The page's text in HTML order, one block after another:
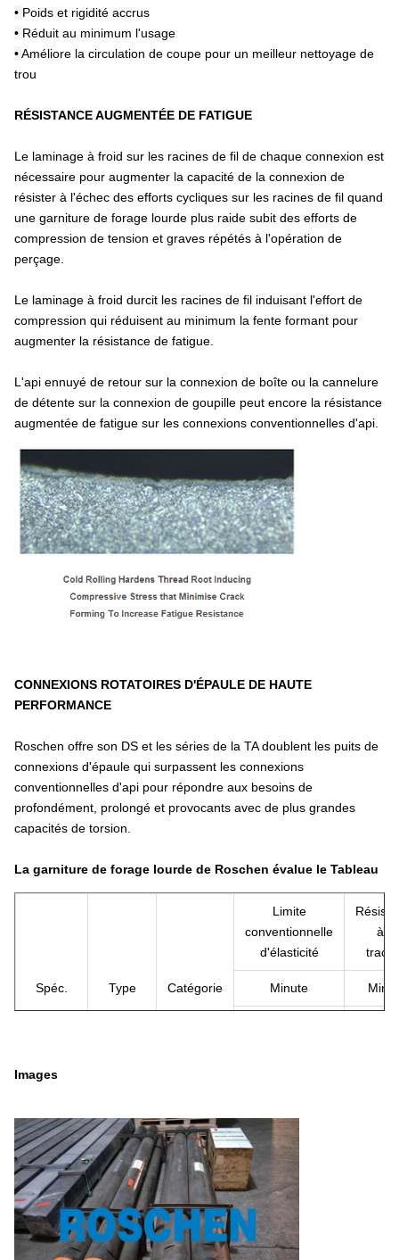
• Poids et rigidité accrus
• Réduit au minimum l'usage
•Améliore la circulation de coupe pour un meilleur nettoyage de
trou
RÉSISTANCE AUGMENTÉE DE FATIGUE
Le laminage à froid sur les racines de fil de chaque connexion est
nécessaire pour augmenter la capacité de la connexion de
résister à l'échec des efforts cycliques sur les racines de fil quand
une garniture de forage lourde plus raide subit des efforts de
compression de tension et graves répétés à l'opération de
perçage.
Le laminage à froid durcit les racines de fil induisant l'effort de
compression qui réduisent au minimum la fente formant pour
augmenter la résistance de fatigue.
L'api ennuyé de retour sur la connexion de boîte ou la cannelure
de détente sur la connexion de goupille peut encore la résistance
augmentée de fatigue sur les connexions conventionnelles d'api.
CONNEXIONS ROTATOIRES D'ÉPAULE DE HAUTE
PERFORMANCE
Roschen offre son DS et les séries de la TA doublent les puits de
connexions d'épaule qui surpassent les connexions
conventionnelles d'api pour répondre aux besoins de
profondément, prolongé et provocants avec de plus grandes
capacités de torsion.
La garniture de forage lourde de Roschen évalue le Tableau
Spéc. Type Catégorie
Limite
conventionnelle
d'élasticité
à la
Minute
Norme
soudée
d'outil
413H
Tube AISI 1340 55000
Zone
de
soudure
-
Images